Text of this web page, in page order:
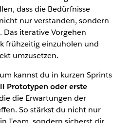
dass die Bedürfnisse
nur verstanden, sondern
iterative Vorgehen
frühzeitig einzuholen und
umzusetzen.
kannst du in kurzen Sprints
Prototypen oder erste
die Erwartungen der
So stärkst du nicht nur